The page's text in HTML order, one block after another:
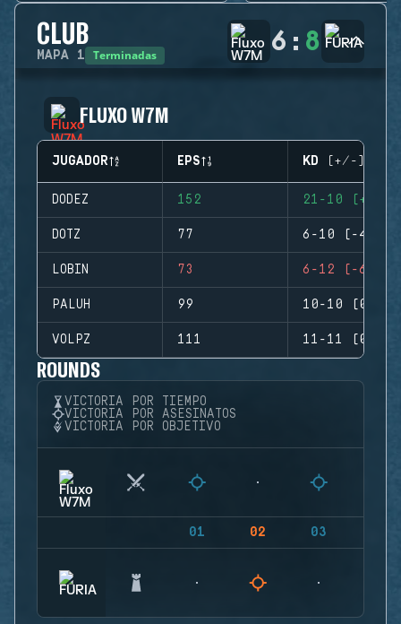
CLUB
MAPA 1 Terminadas 6 : 8
FLUXO W7M
JUGADOR EPS KD (+/-)
DODEZ 152 21-10 (+11)
DOTZ 77 6-10 (-4)
LOBIN 73 6-12 (-6)
PALUH 99 10-10 (0)
VOLPZ 111 11-11 (0)
ROUNDS
VICTORIA POR TIEMPO
VICTORIA POR ASESINATOS
VICTORIA POR OBJETIVO
01 02 03